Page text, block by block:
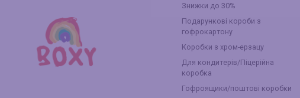
Знижки до 30%
Подарункові короби з
гофрокартону
Коробки з хром-ерзацу
Для кондитерів/Піцерійна
коробка
Гофроящики/поштові коробки